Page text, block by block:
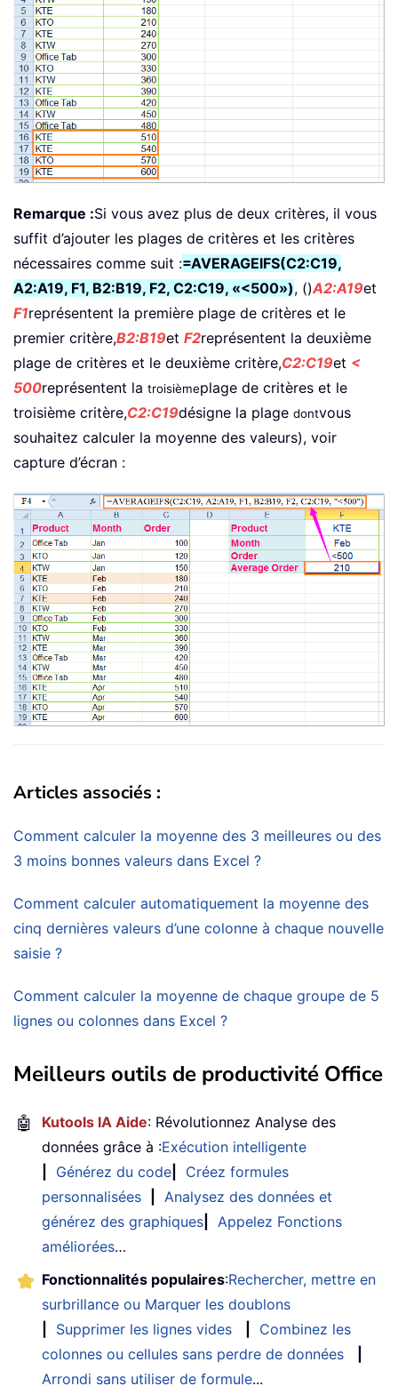
Remarque :Si vous avez plus de deux critères, il vous
suffit d’ajouter les plages de critères et les critères
nécessaires comme suit :=AVERAGEIFS(C2:C19,
A2:A19, F1, B2:B19, F2, C2:C19, «<500»), ()A2:A19et
F1représentent la première plage de critères et le
premier critère,B2:B19et F2représentent la deuxième
plage de critères et le deuxième critère,C2:C19et <
500représentent la troisièmeplage de critères et le
troisième critère,C2:C19désigne la plage dontvous
souhaitez calculer la moyenne des valeurs), voir
capture d’écran :
Articles associés :
Comment calculer la moyenne des 3 meilleures ou des
3 moins bonnes valeurs dans Excel ?
Comment calculer automatiquement la moyenne des
cinq dernières valeurs d’une colonne à chaque nouvelle
saisie ?
Comment calculer la moyenne de chaque groupe de 5
lignes ou colonnes dans Excel ?
Meilleurs outils de productivité Office
🤖 Kutools IA Aide: Révolutionnez Analyse des
données grâce à :Exécution intelligente
Générez du code
Créez formules
personnalisées
Analysez des données et
générez des graphiques
Appelez Fonctions
améliorées…
Fonctionnalités populaires:Rechercher, mettre en
surbrillance ou Marquer les doublons
Supprimer les lignes vides
Combinez les
colonnes ou cellules sans perdre de données
Arrondi sans utiliser de formule...